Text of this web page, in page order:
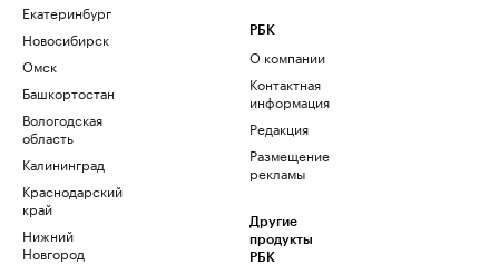
Екатеринбург
Новосибирск
Омск
Башкортостан
Вологодская
область
Калининград
Краснодарский
край
Нижний
Новгород
РБК
О компании
Контактная
информация
Редакция
Размещение
рекламы
Другие
продукты
РБК